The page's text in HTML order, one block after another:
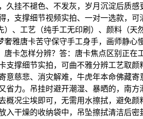
挂不褪色、不发灰，岁月沉淀后质
支撑细节视频实拍、一对一选款，
、工艺（纯手工无印刷）、颜料（
雅唐卡苦守保守手工身手，画师静
卡怎样分辨？答：唐卡焦点区别正
撑细节实拍，可曲不雅分辨工艺取
慈悲、消灾解难，牛虎年本命佛藏
力。吊挂时避开潮湿、暴晒的，南
况尘埃即可，无需用水擦拭，避免
干燥的收纳袋中，吊坠擦拭清洁后密